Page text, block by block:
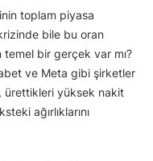
toplam piyasa
bile bu oran
temel bir gerçek var mı?
ve Meta gibi şirketler
ürettikleri yüksek nakit
ağırlıklarını